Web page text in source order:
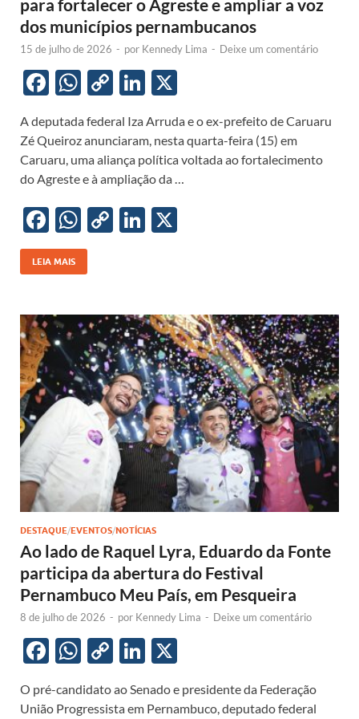
para fortalecer o Agreste e ampliar a voz
dos municípios pernambucanos
15 de julho de 2026 - por Kennedy Lima - Deixe um comentário
F
e
b
o
o
k
W
at
s
A
p
p
C
p
y
Li
n
k
Li
k
e
dI
n
A deputada federal Iza Arruda e o ex-prefeito de Caruaru
Zé Queiroz anunciaram, nesta quarta-feira (15) em
Caruaru, uma aliança política voltada ao fortalecimento
do Agreste e à ampliação da …
F
ac
e
o
o
k
W
h
at
A
p
p
C
Li
n
k
Li
dI
n
LEIA MAIS
DESTAQUE/EVENTOS/NOTÍCIAS
Ao lado de Raquel Lyra, Eduardo da Fonte
participa da abertura do Festival
Pernambuco Meu País, em Pesqueira
8 de julho de 2026 - por Kennedy Lima - Deixe um comentário
F
e
W
at
C
p
Li
k
O pré-candidato ao Senado e presidente da Federação
União Progressista em Pernambuco, deputado federal